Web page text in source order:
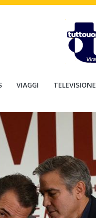
VIAGGI TELEVISIONE